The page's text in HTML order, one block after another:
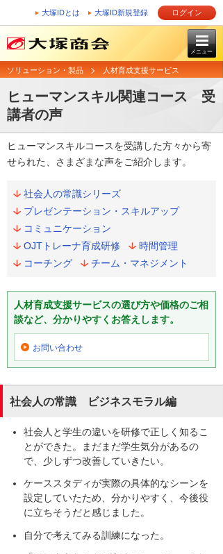
大塚IDとは 大塚ID新規登録 ログイン
メニュー
ソリューション・製品 人材育成支援サービス
ヒューマンスキル関連コース 受
講者の声
ヒューマンスキルコースを受講した方々から寄
せられた、さまざまな声をご紹介します。
社会人の常識シリーズ
プレゼンテーション・スキルアップ
コミュニケーション
OJTトレーナ育成研修
時間管理
コーチング
チーム・マネジメント
人材育成支援サービスの選び方や価格のご相
談など、分かりやすくお答えします。
お問い合わせ
社会人の常識 ビジネスモラル編
社会人と学生の違いを研修で正しく知るこ
とができた。まだまだ学生気分があるの
で、少しずつ改善していきたい。
ケーススタディが実際の具体的なシーンを
設定していたため、分かりやすく、今後役
に立ちそうだと感じました。
自分で考えてみる訓練になった。